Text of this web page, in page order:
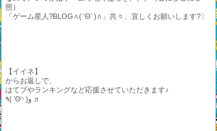
照）
「ゲーム星人?BLOG∧( 'Θ' )∧」共々、宜しくお願いします?〕
【イイネ】
からお返しで、
はてブやランキングなど応援させていただきます♪
٩( 'Θ◝ )و ♬